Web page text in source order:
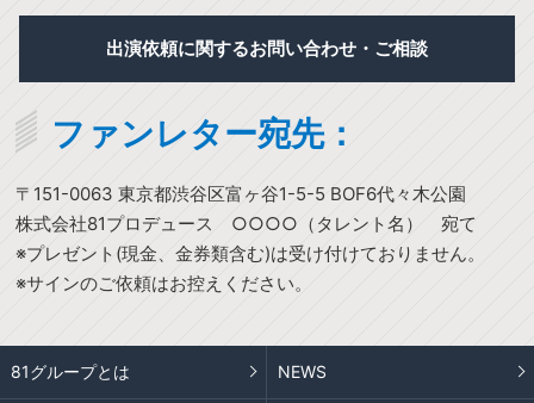
出演依頼に関するお問い合わせ・ご相談
ファンレター宛先：
〒151-0063 東京都渋谷区富ヶ谷1-5-5 BOF6代々木公園
株式会社81プロデュース ○○○○（タレント名） 宛て
※プレゼント(現金、金券類含む)は受け付けておりません。
※サインのご依頼はお控えください。
81グループとは NEWS